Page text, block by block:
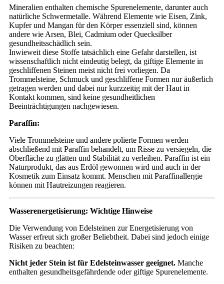
Mineralien enthalten chemische Spurenelemente, darunter auch
natürliche Schwermetalle. Während Elemente wie Eisen, Zink,
Kupfer und Mangan für den Körper essenziell sind, können
andere wie Arsen, Blei, Cadmium oder Quecksilber
gesundheitsschädlich sein.
Inwieweit diese Stoffe tatsächlich eine Gefahr darstellen, ist
wissenschaftlich nicht eindeutig belegt, da giftige Elemente in
geschliffenen Steinen meist nicht frei vorliegen. Da
Trommelsteine, Schmuck und geschliffene Formen nur äußerlich
getragen werden und dabei nur kurzzeitig mit der Haut in
Kontakt kommen, sind keine gesundheitlichen
Beeinträchtigungen nachgewiesen.
Paraffin:
Viele Trommelsteine und andere polierte Formen werden
abschließend mit Paraffin behandelt, um Risse zu versiegeln, die
Oberfläche zu glätten und Stabilität zu verleihen. Paraffin ist ein
Naturprodukt, das aus Erdöl gewonnen wird und auch in der
Kosmetik zum Einsatz kommt. Menschen mit Paraffinallergie
können mit Hautreizungen reagieren.
Wasserenergetisierung: Wichtige Hinweise
Die Verwendung von Edelsteinen zur Energetisierung von
Wasser erfreut sich großer Beliebtheit. Dabei sind jedoch einige
Risiken zu beachten:
Nicht jeder Stein ist für Edelsteinwasser geeignet. Manche
enthalten gesundheitsgefährdende oder giftige Spurenelemente.